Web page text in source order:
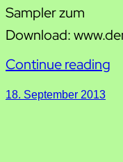
Sampler zum
Download:
Continue reading
18. September 2013